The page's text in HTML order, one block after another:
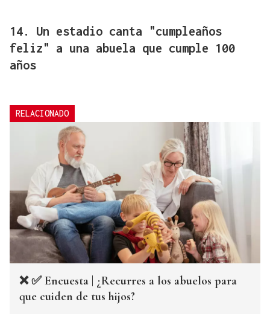
14. Un estadio canta "cumpleaños
feliz" a una abuela que cumple 100
años
RELACIONADO
❌ ✅ Encuesta | ¿Recurres a los abuelos para
que cuiden de tus hijos?